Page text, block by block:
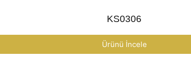
KS0306
Ürünü İncele